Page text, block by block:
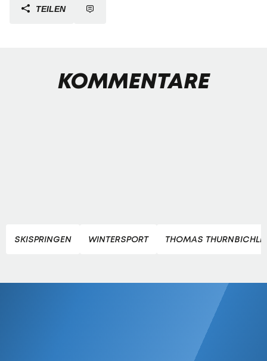
TEILEN
KOMMENTARE
SKISPRINGEN WINTERSPORT THOMAS